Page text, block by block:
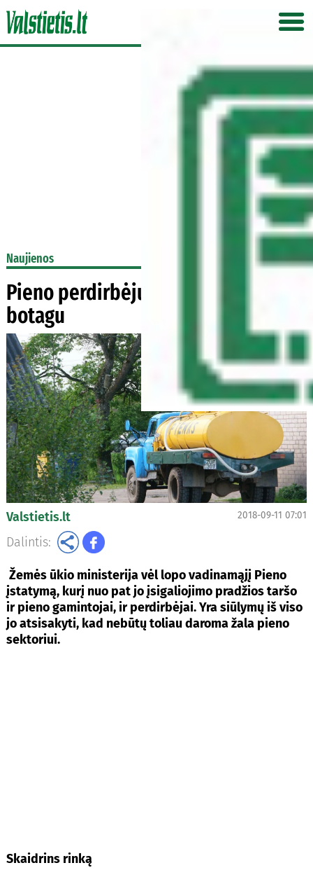
Naujienos
Pieno perdirbėjus siūlo prižiūrėti
botagu
Valstietis.lt 2018-09-11 07:01
Dalintis:
Žemės ūkio ministerija vėl lopo vadinamąjį Pieno
įstatymą, kurį nuo pat jo įsigaliojimo pradžios taršo
ir pieno gamintojai, ir perdirbėjai. Yra siūlymų iš viso
jo atsisakyti, kad nebūtų toliau daroma žala pieno
sektoriui.
Skaidrins rinką